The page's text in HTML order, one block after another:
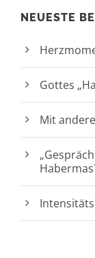
NEUESTE
Gottes
Mit